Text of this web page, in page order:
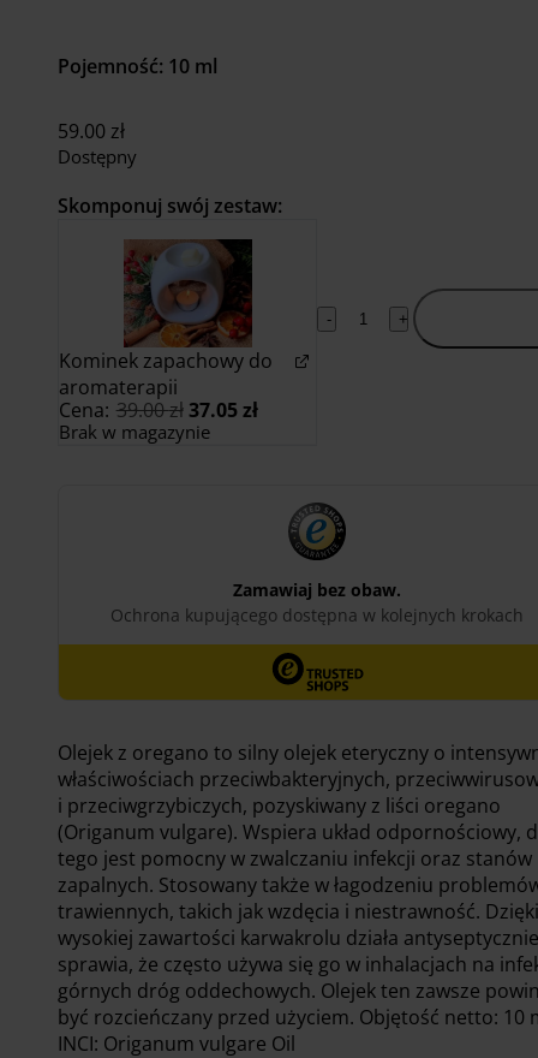
Pojemność: 10 ml
59.00 zł
Dostępny
Skomponuj swój zestaw:
Kominek zapachowy do
aromaterapii
Cena: 39.00zł Pierwotna
cena
wynosiła:
37.05złAktualna
Brak w magazynie
- +
Olejek z oregano to silny olejek eteryczny o
właściwościach przeciwbakteryjnych,
i przeciwgrzybiczych, pozyskiwany z liści oregano
(Origanum vulgare). Wspiera układ odpornościowy,
tego jest pomocny w zwalczaniu infekcji oraz stanów
zapalnych. Stosowany także w łagodzeniu
trawiennych, takich jak wzdęcia i niestrawność. Dzięki
wysokiej zawartości karwakrolu działa
sprawia, że często używa się go w inhalacjach na
górnych dróg oddechowych. Olejek ten zawsze
być rozcieńczany przed użyciem. Objętość netto: 10
INCI: Origanum vulgare Oil